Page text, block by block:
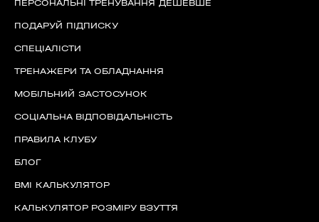
60 секунд пам’яті
ПЕРСОНАЛЬНІ ТРЕНУВАННЯ ДЕШЕВШЕ
ПОДАРУЙ ПІДПИСКУ
СПЕЦІАЛІСТИ
ТРЕНАЖЕРИ ТА ОБЛАДНАННЯ
МОБІЛЬНИЙ ЗАСТОСУНОК
СОЦІАЛЬНА ВІДПОВІДАЛЬНІСТЬ
ПРАВИЛА КЛУБУ
БЛОГ
BMI КАЛЬКУЛЯТОР
КАЛЬКУЛЯТОР РОЗМІРУ ВЗУТТЯ